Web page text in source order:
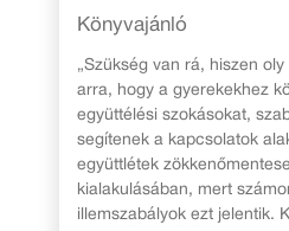
Könyvajánló
„Szükség van rá, hiszen
arra, hogy a gyerekekhez
együttélési szokásokat,
segítenek a kapcsolatok
együttlétek
kialakulásában, mert
illemszabályok ezt jelentik.